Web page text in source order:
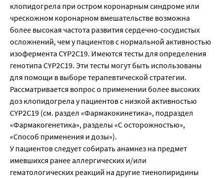
клопидогрела при остром коронарным синдроме или
чрескожном коронарном вмешательстве возможна
более высокая частота развития сердечно-сосудистых
осложнений, чем у пациентов с нормальной активностью
изофермента CYP2C19. Имеются тесты для определения
генотипа CYP2C19. Эти тесты могут быть использованы
для помощи в выборе терапевтической стратегии.
Рассматривается вопрос о применении более высоких
доз клопидогрела у пациентов с низкой активностью
CYP2C19 (см. раздел «Фармакокинетика», подраздел
«Фармакогенетика», разделы «С осторожностью»,
«Способ применения и дозы»).
У пациентов следует собирать анамнез на предмет
имевшихся ранее аллергических и/или
гематологических реакций на другие тиенопиридины